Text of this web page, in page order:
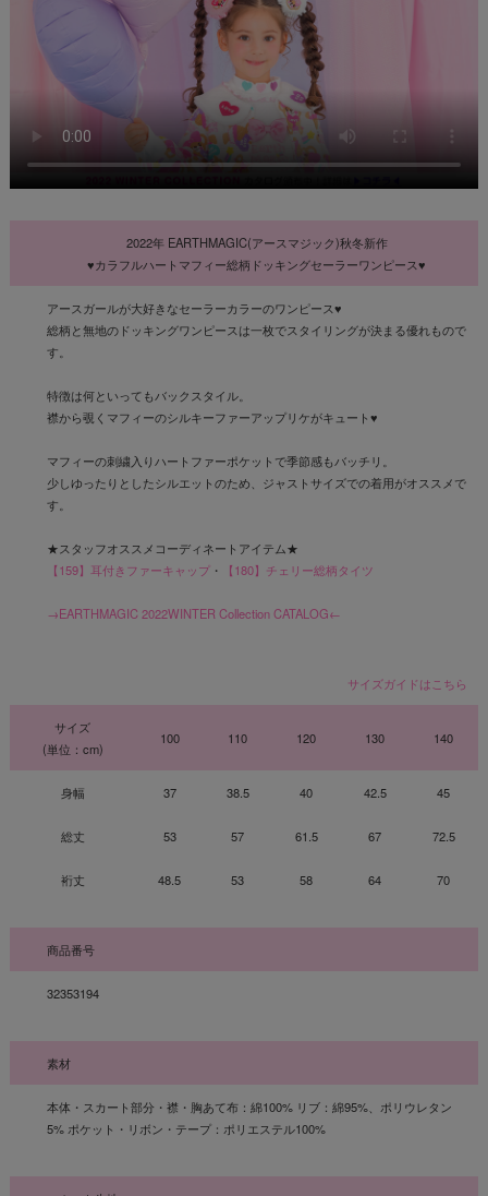
2022年 EARTHMAGIC(アースマジック)秋冬新作
♥カラフルハートマフィー総柄ドッキングセーラーワンピース♥
アースガールが大好きなセーラーカラーのワンピース♥
総柄と無地のドッキングワンピースは一枚でスタイリングが決まる優れもので
す。
特徴は何といってもバックスタイル。
襟から覗くマフィーのシルキーファーアップリケがキュート♥
マフィーの刺繍入りハートファーポケットで季節感もバッチリ。
少しゆったりとしたシルエットのため、ジャストサイズでの着用がオススメで
す。
★スタッフオススメコーディネートアイテム★
【159】耳付きファーキャップ・ 【180】チェリー総柄タイツ
→EARTHMAGIC 2022WINTER Collection CATALOG←
サイズガイドはこちら
サイズ
(単位：cm)
100 110 120 130 140
身幅 37 38.5 40 42.5 45
総丈 53 57 61.5 67 72.5
裄丈 48.5 53 58 64 70
商品番号
32353194
素材
本体・スカート部分・襟・胸あて布：綿100% リブ：綿95%、ポリウレタン
5% ポケット・リボン・テープ：ポリエステル100%